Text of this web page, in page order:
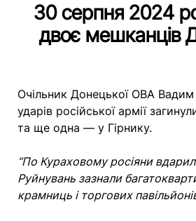
30 серпня 2024
двоє мешканців
Очільник Донецької ОВА Вадим
ударів російської армії
та ще одна — у Гірнику.
“По Кураховому росіяни
Руйнувань зазнали
крамниць і торгових